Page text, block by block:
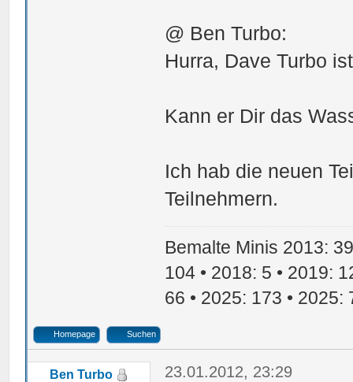
@ Ben Turbo:
Hurra, Dave Turbo
Kann er Dir das
Ich hab die neuen
Teilnehmern.
Bemalte Minis 2013:
104 • 2018: 5 • 2019:
66 • 2025: 173 • 2025:
Homepage Suchen
Ben Turbo 23.01.2012, 23:29